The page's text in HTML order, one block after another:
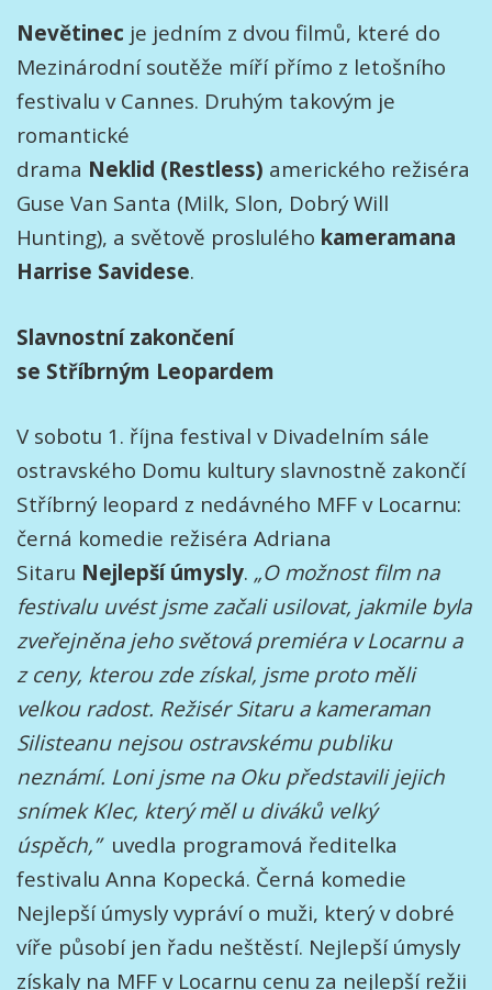
Nevětinec je jedním z dvou filmů, které do
Mezinárodní soutěže míří přímo z letošního
festivalu v Cannes. Druhým takovým je
romantické
drama Neklid (Restless) amerického režiséra
Guse Van Santa (Milk, Slon, Dobrý Will
Hunting), a světově proslulého kameramana
Harrise Savidese.
Slavnostní zakončení
se Stříbrným Leopardem
V sobotu 1. října festival v Divadelním sále
ostravského Domu kultury slavnostně zakončí
Stříbrný leopard z nedávného MFF v Locarnu:
černá komedie režiséra Adriana
Sitaru Nejlepší úmysly. „O možnost film na
festivalu uvést jsme začali usilovat, jakmile byla
zveřejněna jeho světová premiéra v Locarnu a
z ceny, kterou zde získal, jsme proto měli
velkou radost. Režisér Sitaru a kameraman
Silisteanu nejsou ostravskému publiku
neznámí. Loni jsme na Oku představili jejich
snímek Klec, který měl u diváků velký
úspěch,”uvedla programová ředitelka
festivalu Anna Kopecká. Černá komedie
Nejlepší úmysly vypráví o muži, který v dobré
víře působí jen řadu neštěstí. Nejlepší úmysly
získaly na MFF v Locarnu cenu za nejlepší režii